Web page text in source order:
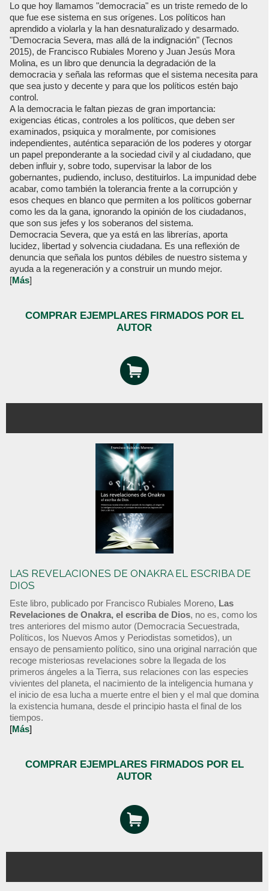
Lo que hoy llamamos "democracia" es un triste remedo de lo
que fue ese sistema en sus orígenes. Los políticos han
aprendido a violarla y la han desnaturalizado y desarmado.
"Democracia Severa, mas allá de la indignación" (Tecnos
2015), de Francisco Rubiales Moreno y Juan Jesús Mora
Molina, es un libro que denuncia la degradación de la
democracia y señala las reformas que el sistema necesita para
que sea justo y decente y para que los políticos estén bajo
control.
A la democracia le faltan piezas de gran importancia:
exigencias éticas, controles a los políticos, que deben ser
examinados, psiquica y moralmente, por comisiones
independientes, auténtica separación de los poderes y otorgar
un papel preponderante a la sociedad civil y al ciudadano, que
deben influir y, sobre todo, supervisar la labor de los
gobernantes, pudiendo, incluso, destituirlos. La impunidad debe
acabar, como también la tolerancia frente a la corrupción y
esos cheques en blanco que permiten a los políticos gobernar
como les da la gana, ignorando la opinión de los ciudadanos,
que son sus jefes y los soberanos del sistema.
Democracia Severa, que ya está en las librerías, aporta
lucidez, libertad y solvencia ciudadana. Es una reflexión de
denuncia que señala los puntos débiles de nuestro sistema y
ayuda a la regeneración y a construir un mundo mejor.
[Más]
COMPRAR EJEMPLARES FIRMADOS POR EL
AUTOR
LAS REVELACIONES DE ONAKRA EL ESCRIBA DE
DIOS
Este libro, publicado por Francisco Rubiales Moreno, Las
Revelaciones de Onakra, el escriba de Dios, no es, como los
tres anteriores del mismo autor (Democracia Secuestrada,
Políticos, los Nuevos Amos y Periodistas sometidos), un
ensayo de pensamiento político, sino una original narración que
recoge misteriosas revelaciones sobre la llegada de los
primeros ángeles a la Tierra, sus relaciones con las especies
vivientes del planeta, el nacimiento de la inteligencia humana y
el inicio de esa lucha a muerte entre el bien y el mal que domina
la existencia humana, desde el principio hasta el final de los
tiempos.
[Más]
COMPRAR EJEMPLARES FIRMADOS POR EL
AUTOR